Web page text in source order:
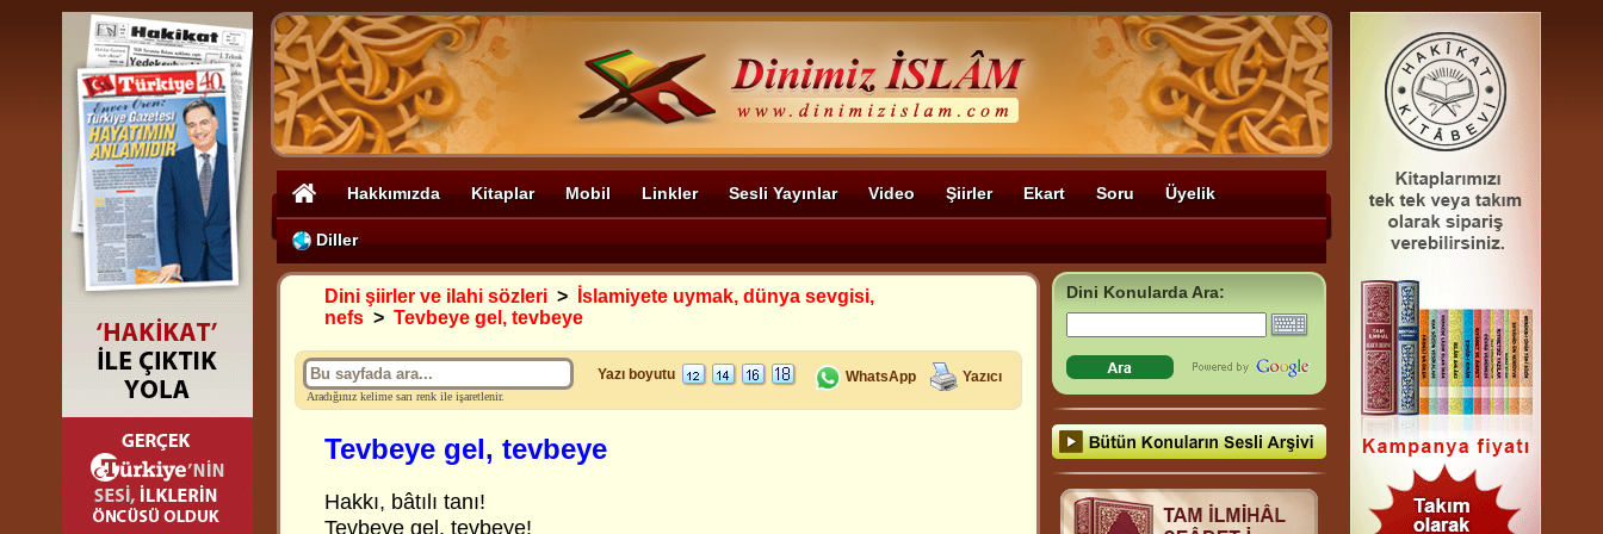
Hakkımızda Kitaplar Mobil Linkler Sesli Yayınlar Video Şiirler Ekart Soru Üyelik
Diller
Dini şiirler ve ilahi sözleri >
İslamiyete uymak, dünya sevgisi,
nefs > Tevbeye gel, tevbeye
Aradığınız kelime sarı renk ile işaretlenir.
Yazı boyutu WhatsApp Yazıcı
Tevbeye gel, tevbeye
Hakkı, bâtılı tanı!
Tevbeye gel, tevbeye!
Dini Konularda Ara: